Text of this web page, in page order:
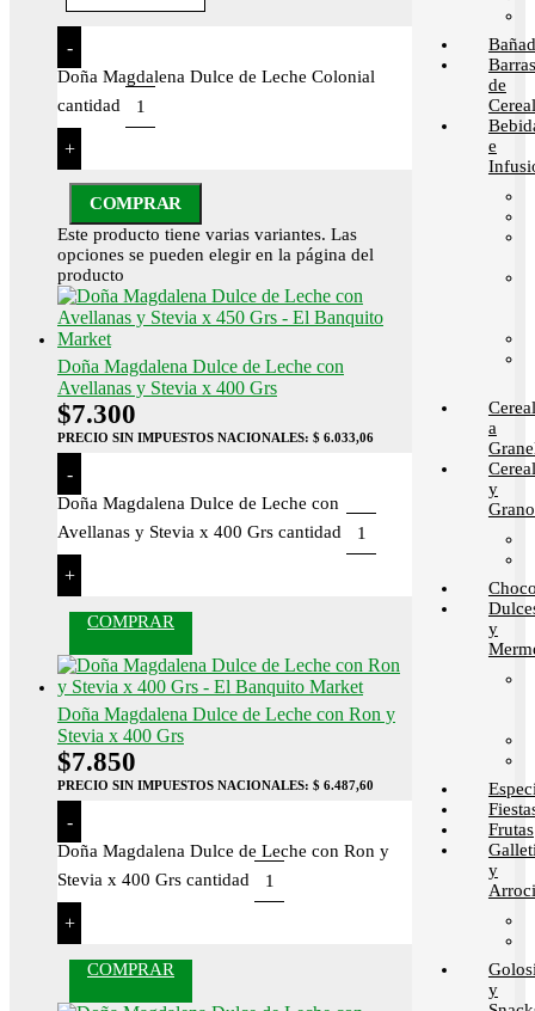
-
Doña Magdalena Dulce de Leche Colonial
cantidad
+
COMPRAR
Este producto tiene varias variantes. Las
opciones se pueden elegir en la página del
producto
Doña Magdalena Dulce de Leche con
Avellanas y Stevia x 400 Grs
$7.300
PRECIO SIN IMPUESTOS NACIONALES: $ 6.033,06
-
Doña Magdalena Dulce de Leche con
Avellanas y Stevia x 400 Grs cantidad
+
COMPRAR
Doña Magdalena Dulce de Leche con Ron y
Stevia x 400 Grs
$7.850
PRECIO SIN IMPUESTOS NACIONALES: $ 6.487,60
-
Doña Magdalena Dulce de Leche con Ron y
Stevia x 400 Grs cantidad
+
COMPRAR
Barras
de
e
a
y
y
Frutas
y
y